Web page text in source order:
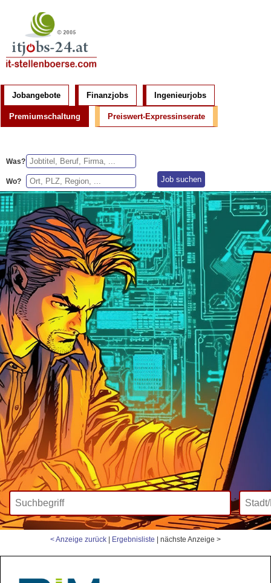
Jobangebote Finanzjobs Ingenieurjobs
Premiumschaltung Preiswert-Expressinserate
Was?
Wo?
Wir bieten Inklusive
< Anzeige zurück Ergebnisliste | nächste Anzeige >